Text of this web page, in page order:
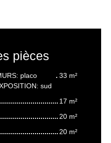
pièces
placo
sud
33 m²
17 m²
20 m²
20 m²